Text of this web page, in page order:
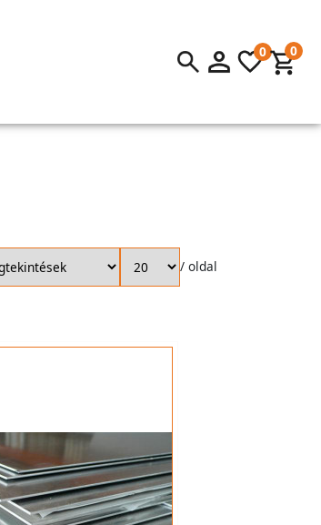
0 0
/ oldal